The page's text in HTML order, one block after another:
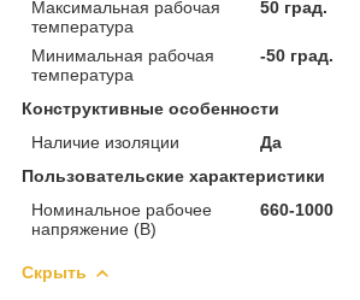
Максимальная рабочая
температура
50 град.
Минимальная рабочая
температура
-50 град.
Конструктивные особенности
Наличие изоляции
Да
Пользовательские характеристики
Номинальное рабочее
напряжение (В)
660-1000
Скрыть